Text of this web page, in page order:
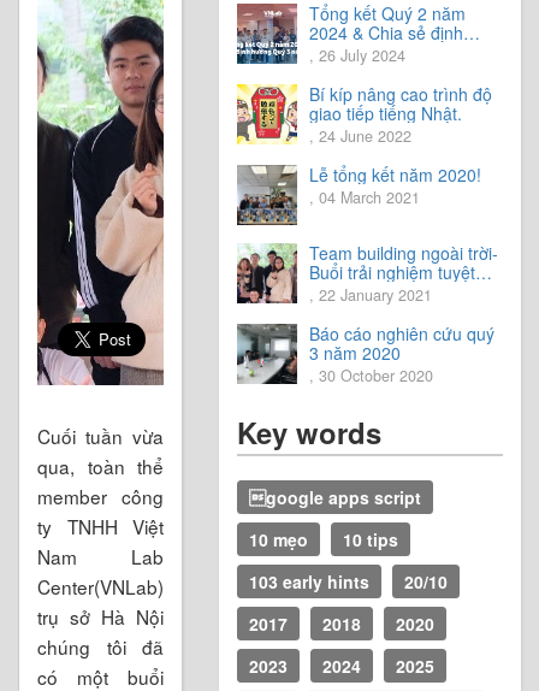
Cuối tuần vừa
qua, toàn thể
member công
ty TNHH Việt
Nam Lab
Center(VNLab)
trụ sở Hà Nội
chúng tôi đã
có một buổi
Tổng kết Quý 2 năm
2024 & Chia sẻ định
hướng Quý 3 năm 2024
, 26 July 2024
Bí kíp nâng cao trình độ
giao tiếp tiếng Nhật.
, 24 June 2022
Lễ tổng kết năm 2020!
, 04 March 2021
Team building ngoài trời-
Buổi trải nghiệm tuyệt
vời.
, 22 January 2021
Báo cáo nghiên cứu quý
3 năm 2020
, 30 October 2020
Key words
google apps script
10 mẹo
10 tips
103 early hints
20/10
2017
2018
2020
2023
2024
2025